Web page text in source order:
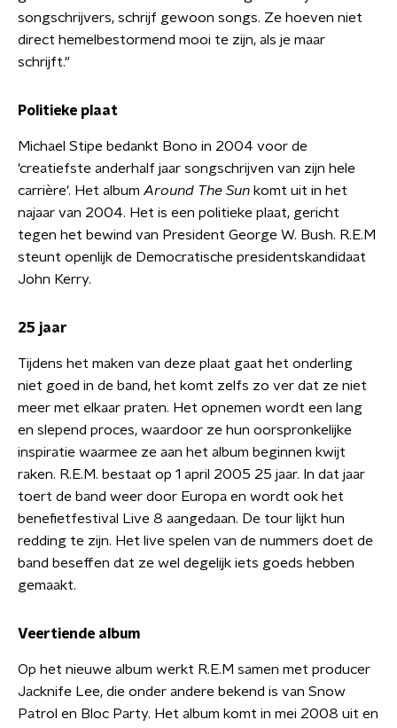
songschrijvers, schrijf gewoon songs. Ze hoeven niet
direct hemelbestormend mooi te zijn, als je maar
schrijft."
Politieke plaat
Michael Stipe bedankt Bono in 2004 voor de
'creatiefste anderhalf jaar songschrijven van zijn hele
carrière'. Het album Around The Sun komt uit in het
najaar van 2004. Het is een politieke plaat, gericht
tegen het bewind van President George W. Bush. R.E.M
steunt openlijk de Democratische presidentskandidaat
John Kerry.
25 jaar
Tijdens het maken van deze plaat gaat het onderling
niet goed in de band, het komt zelfs zo ver dat ze niet
meer met elkaar praten. Het opnemen wordt een lang
en slepend proces, waardoor ze hun oorspronkelijke
inspiratie waarmee ze aan het album beginnen kwijt
raken. R.E.M. bestaat op 1 april 2005 25 jaar. In dat jaar
toert de band weer door Europa en wordt ook het
benefietfestival Live 8 aangedaan. De tour lijkt hun
redding te zijn. Het live spelen van de nummers doet de
band beseffen dat ze wel degelijk iets goeds hebben
gemaakt.
Veertiende album
Op het nieuwe album werkt R.E.M samen met producer
Jacknife Lee, die onder andere bekend is van Snow
Patrol en Bloc Party. Het album komt in mei 2008 uit en